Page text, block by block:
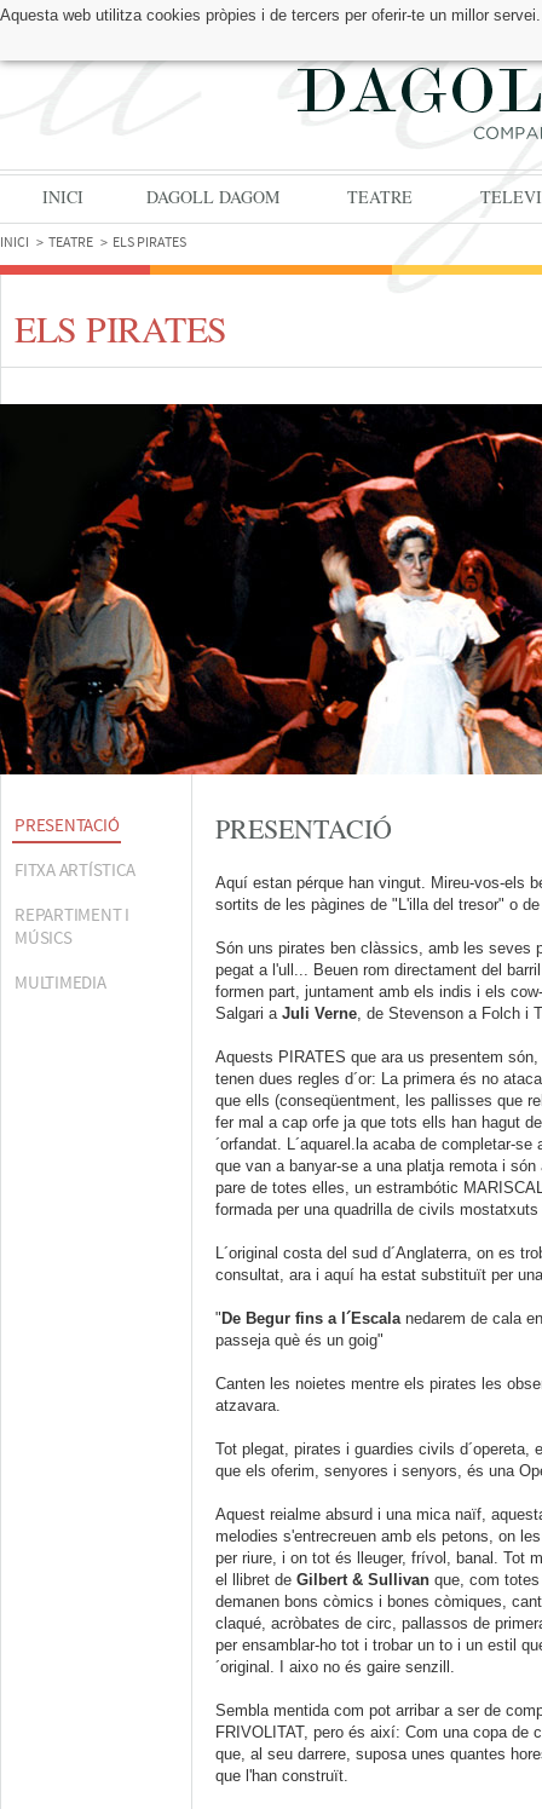
Aquesta web utilitza cookies pròpies i de tercers per oferir-te un millor
TROBA'NS A:
INICI DAGOLL DAGOM TEATRE
INICI TEATRE ELS PIRATES
ELS PIRATES
PRESENTACIÓ
FITXA ARTÍSTICA
REPARTIMENT I
MÚSICS
MULTIMEDIA
PRESENTACIÓ
Aquí estan pérque han vingut. Mireu-vos-els
sortits de les pàgines de "L'illa del tresor" o
Són uns pirates ben clàssics, amb les seves
pegat a l'ull... Beuen rom directament del
formen part, juntament amb els indis i els
Salgari a Juli Verne, de Stevenson a Folch i
Aquests PIRATES que ara us presentem
tenen dues regles d´or: La primera és no
que ells (conseqüentment, les pallisses que
fer mal a cap orfe ja que tots ells han hagut
´orfandat. L´aquarel.la acaba de completar-
que van a banyar-se a una platja remota i
pare de totes elles, un estrambótic
formada per una quadrilla de civils
L´original costa del sud d´Anglaterra, on es
consultat, ara i aquí ha estat substituït per
" De Begur fins a l´Escalanedarem de cala
passeja què és un goig"
Canten les noietes mentre els pirates les
atzavara.
Tot plegat, pirates i guardies civils d´opereta,
que els oferim, senyores i senyors, és una
Aquest reialme absurd i una mica naïf,
melodies s'entrecreuen amb els petons, on
per riure, i on tot és lleuger, frívol, banal. Tot
el llibret de Gilbert & Sullivan que, com
demanen bons còmics i bones còmiques,
claqué, acròbates de circ, pallassos de
per ensamblar-ho tot i trobar un to i un estil
´original. I aixo no és gaire senzill.
Sembla mentida com pot arribar a ser de
FRIVOLITAT, pero és així: Com una copa de
que, al seu darrere, suposa unes quantes
que l'han construït.